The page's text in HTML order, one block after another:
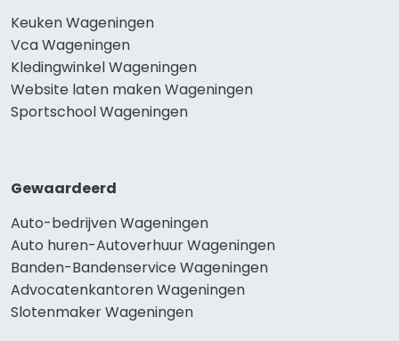
Keuken Wageningen
Vca Wageningen
Kledingwinkel Wageningen
Website laten maken Wageningen
Sportschool Wageningen
Gewaardeerd
Auto-bedrijven Wageningen
Auto huren-Autoverhuur Wageningen
Banden-Bandenservice Wageningen
Advocatenkantoren Wageningen
Slotenmaker Wageningen